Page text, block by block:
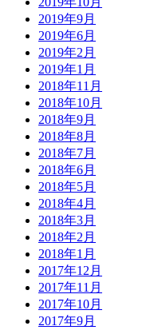
2019年9月
2019年6月
2019年2月
2019年1月
2018年11月
2018年10月
2018年9月
2018年8月
2018年7月
2018年6月
2018年5月
2018年4月
2018年3月
2018年2月
2018年1月
2017年12月
2017年11月
2017年10月
2017年9月